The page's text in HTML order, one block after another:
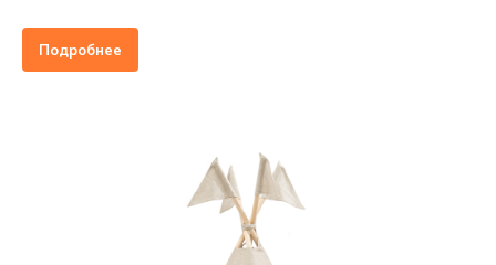
Подробнее